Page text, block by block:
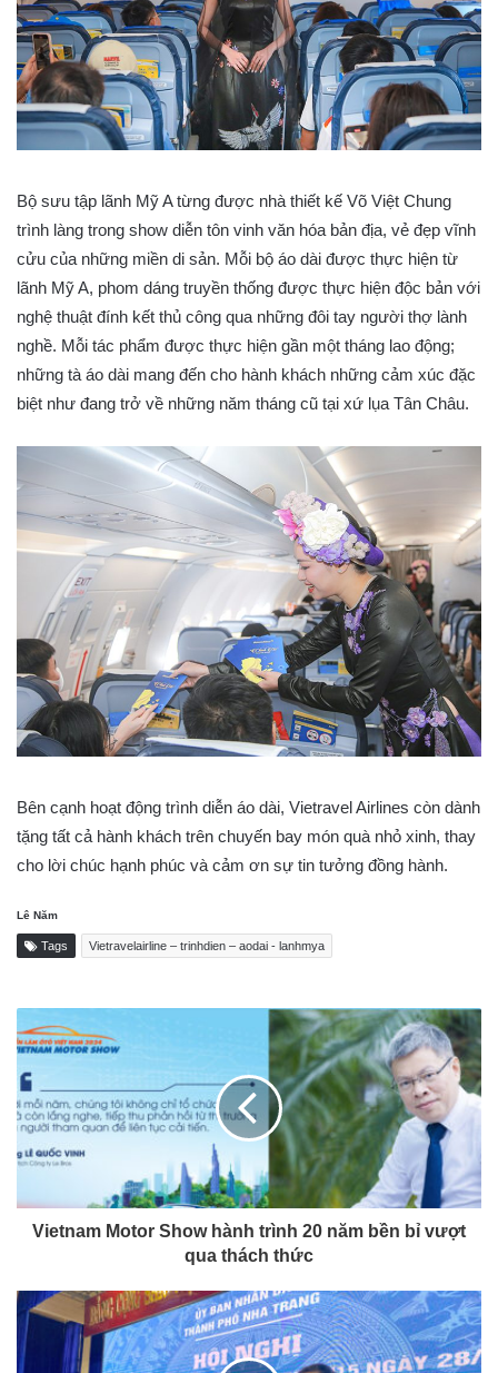
Bộ sưu tập lãnh Mỹ A từng được nhà thiết kế Võ Việt Chung
trình làng trong show diễn tôn vinh văn hóa bản địa, vẻ đẹp vĩnh
cửu của những miền di sản. Mỗi bộ áo dài được thực hiện từ
lãnh Mỹ A, phom dáng truyền thống được thực hiện độc bản với
nghệ thuật đính kết thủ công qua những đôi tay người thợ lành
nghề. Mỗi tác phẩm được thực hiện gần một tháng lao động;
những tà áo dài mang đến cho hành khách những cảm xúc đặc
biệt như đang trở về những năm tháng cũ tại xứ lụa Tân Châu.
Bên cạnh hoạt động trình diễn áo dài, Vietravel Airlines còn dành
tặng tất cả hành khách trên chuyến bay món quà nhỏ xinh, thay
cho lời chúc hạnh phúc và cảm ơn sự tin tưởng đồng hành.
Lê Năm
Tags Vietravelairline – trinhdien – aodai - lanhmya
Vietnam Motor Show hành trình 20 năm bền bỉ vượt
qua thách thức